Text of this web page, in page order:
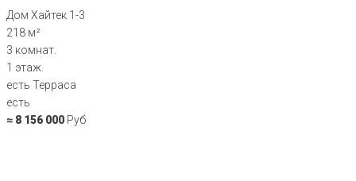
Дом Хайтек 1-3
218 м²
3 комнат.
1 этаж.
есть Терраса
есть
≈ 8 156 000 Руб